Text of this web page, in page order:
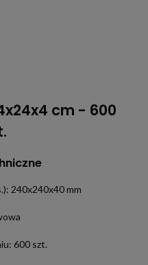
cm - 600
240x240x40 mm
600 szt.